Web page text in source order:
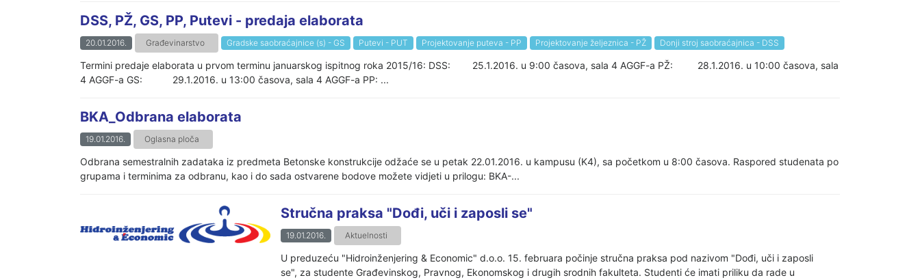
DSS, PŽ, GS, PP, Putevi - predaja elaborata
20.01.2016. Građevinarstvo Gradske saobraćajnice (s) - GS Putevi - PUT Projektovanje puteva - PP Projektovanje željeznica - PŽ Donji stroj saobraćajnica - DSS
Termini predaje elaborata u prvom terminu januarskog ispitnog roka 2015/16: DSS: 25.1.2016. u 9:00 časova, sala 4 AGGF-a PŽ: 28.1.2016. u 10:00 časova, sala
4 AGGF-a GS: 29.1.2016. u 13:00 časova, sala 4 AGGF-a PP: ...
BKA_Odbrana elaborata
19.01.2016. Oglasna ploča
Odbrana semestralnih zadataka iz predmeta Betonske konstrukcije odžaće se u petak 22.01.2016. u kampusu (K4), sa početkom u 8:00 časova. Raspored studenata po
grupama i terminima za odbranu, kao i do sada ostvarene bodove možete vidjeti u prilogu: BKA-...
Stručna praksa "Dođi, uči i zaposli se"
19.01.2016. Aktuelnosti
U preduzeću "Hidroinženjering & Economic" d.o.o. 15. februara počinje stručna praksa pod nazivom "Dođi, uči i zaposli
se", za studente Građevinskog, Pravnog, Ekonomskog i drugih srodnih fakulteta. Studenti će imati priliku da rade u